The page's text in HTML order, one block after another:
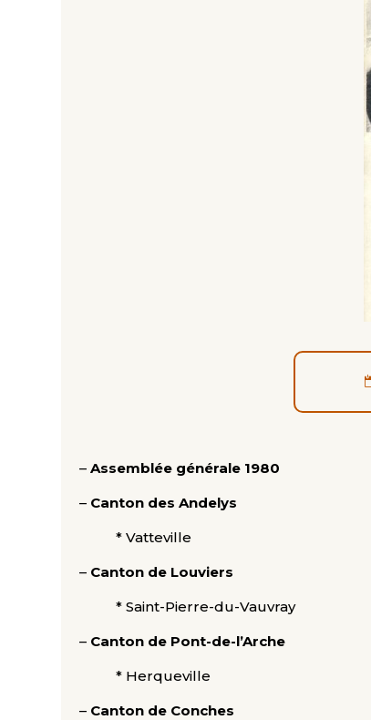
– Assemblée générale 1980
– Canton des Andelys
* Vatteville
– Canton de Louviers
* Saint-Pierre-du-Vauvray
– Canton de Pont-de-l’Arche
* Herqueville
– Canton de Conches